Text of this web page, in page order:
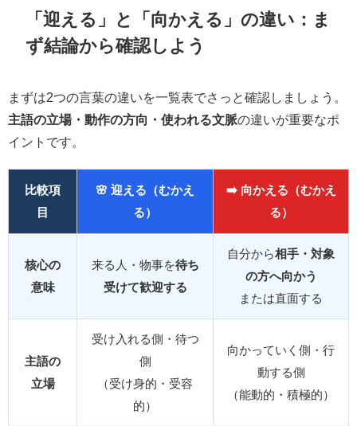
「迎える」と「向かえる」の違い：ま
ず結論から確認しよう
まずは2つの言葉の違いを一覧表でさっと確認しましょう。
主語の立場・動作の方向・使われる文脈の違いが重要なポ
イントです。
比較項
目
🌸 迎える（むかえ
る）
➡️ 向かえる（むかえ
る）
核心の
意味
来る人・物事を待ち
受けて歓迎する
自分から相手・対象
の方へ向かう
または直面する
主語の
立場
受け入れる側・待つ
側
（受け身的・受容
的）
向かっていく側・行
動する側
（能動的・積極的）